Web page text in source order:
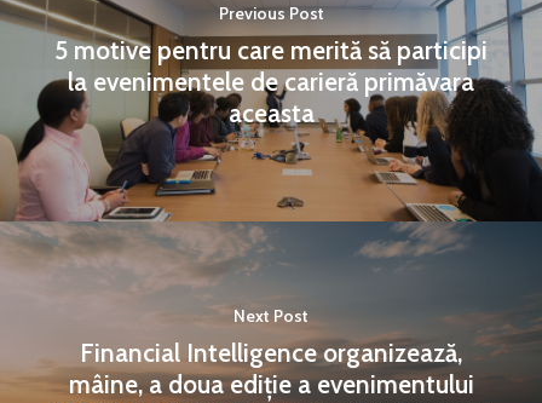
Previous Post
5 motive pentru care merită să participi
la evenimentele de carieră primăvara
aceasta
Next Post
Financial Intelligence organizează,
mâine, a doua ediție a evenimentului